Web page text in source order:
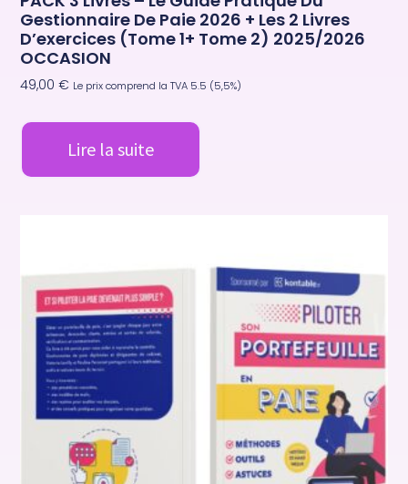
Gestionnaire De Paie 2026 + Les 2 Livres
D’exercices (tome 1+ Tome 2) 2025/2026
OCCASION
49,00€ Le prix comprend la TVA 5.5 (5,5%)
Lire la suite